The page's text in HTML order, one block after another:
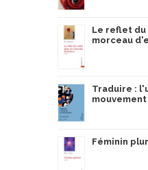
Le reflet du
morceau
Traduire :
mouvement
Féminin